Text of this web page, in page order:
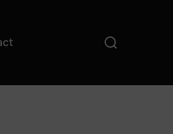
Rechercher :